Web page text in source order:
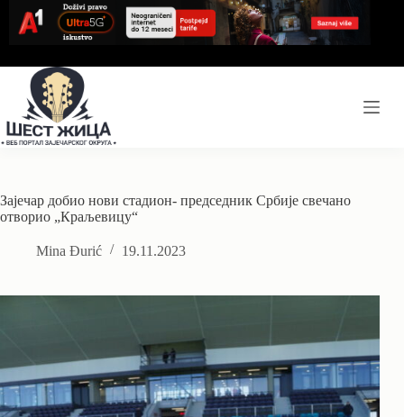
content
Зајечар добио нови стадион- председник Србије свечано
отворио „Краљевицу“
Mina Đurić 19.11.2023